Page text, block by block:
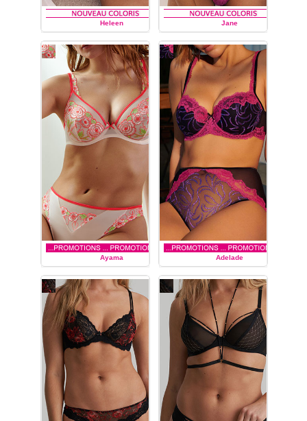
Heleen
MARIE JO
Jane
MARIE JO
Ayama
MARIE JO
Adelade
MARIE JO